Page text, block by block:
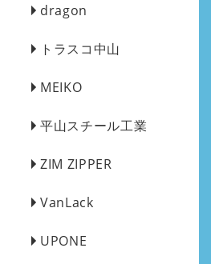
dragon
トラスコ中山
MEIKO
平山スチール工業
ZIM ZIPPER
VanLack
UPONE